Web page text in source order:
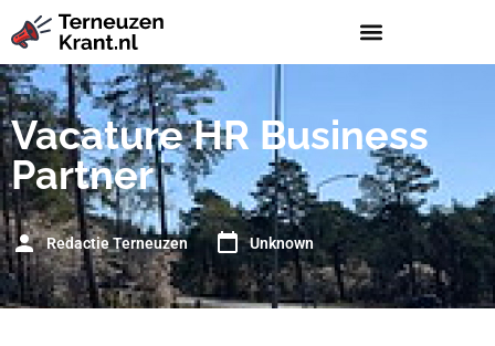
Vacature HR Business
Partner
Redactie Terneuzen Unknown